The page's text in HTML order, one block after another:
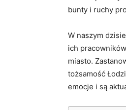
bunty i ruchy
W naszym
ich
miasto.
tożsamość
emocje i są